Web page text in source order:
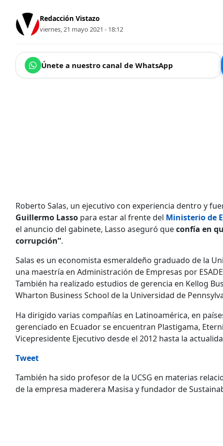
Redacción Vistazo
viernes, 21 mayo 2021 - 18:12
Únete a nuestro canal de WhatsApp
Roberto Salas, un ejecutivo con experiencia dentro y
Guillermo Lasso para estar al frente del Ministerio de
el anuncio del gabinete, Lasso aseguró queconfía en
corrupción”.
Salas es un economista esmeraldeño graduado de la
una maestría en Administración de Empresas por
También ha realizado estudios de gerencia en Kellog
Wharton Business School de la Universidad de
Ha dirigido varias compañías en Latinoamérica, en
gerenciado en Ecuador se encuentran Plastigama,
Vicepresidente Ejecutivo desde el 2012 hasta la
Tweet
También ha sido profesor de la UCSG en materias
de la empresa maderera Masisa y fundador de